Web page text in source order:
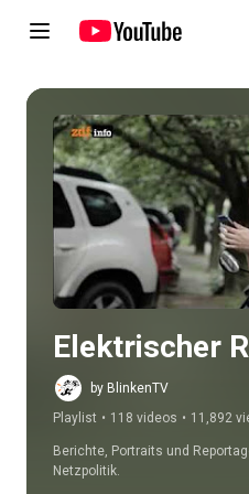
Elektrischer
by BlinkenTV
Playlist • 118 videos • 11,892
Berichte, Portraits und
Netzpolitik.